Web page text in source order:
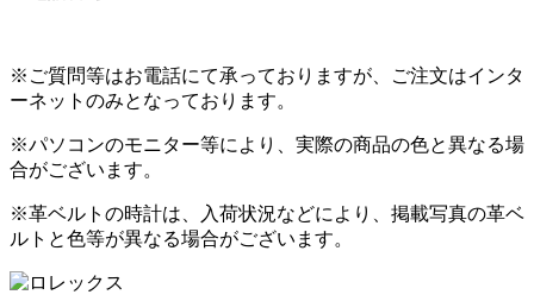
※ご質問等はお電話にて承っておりますが、ご注文はインタ
ーネットのみとなっております。
※パソコンのモニター等により、実際の商品の色と異なる場
合がございます。
※革ベルトの時計は、入荷状況などにより、掲載写真の革ベ
ルトと色等が異なる場合がございます。